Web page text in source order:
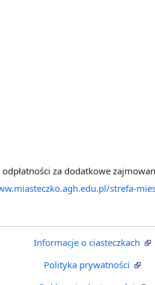
za dodatkowe
strefa-
Informacje o ciasteczkach
Polityka prywatności